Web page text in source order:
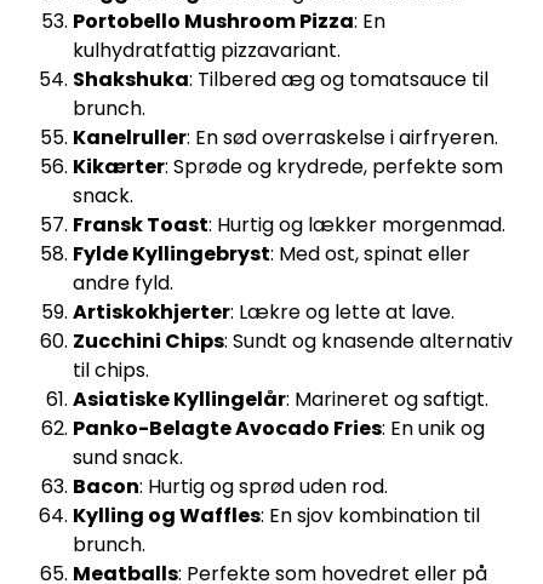
Portobello Mushroom Pizza: En
kulhydratfattig pizzavariant.
Shakshuka: Tilbered æg og tomatsauce til
brunch.
Kanelruller: En sød overraskelse i airfryeren.
Kikærter: Sprøde og krydrede, perfekte som
snack.
Fransk Toast: Hurtig og lækker morgenmad.
Fylde Kyllingebryst: Med ost, spinat eller
andre fyld.
Artiskokhjerter: Lækre og lette at lave.
Zucchini Chips: Sundt og knasende alternativ
til chips.
Asiatiske Kyllingelår: Marineret og saftigt.
Panko-Belagte Avocado Fries: En unik og
sund snack.
Bacon: Hurtig og sprød uden rod.
Kylling og Waffles: En sjov kombination til
brunch.
Meatballs: Perfekte som hovedret eller på